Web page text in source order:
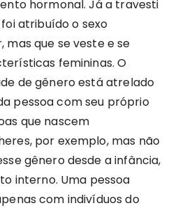
hormonal. Já a travesti
atribuído o sexo
mas que se veste e se
femininas. O
de gênero está atrelado
pessoa com seu próprio
que nascem
por exemplo, mas não
gênero desde a infância,
interno. Uma pessoa
com indivíduos do